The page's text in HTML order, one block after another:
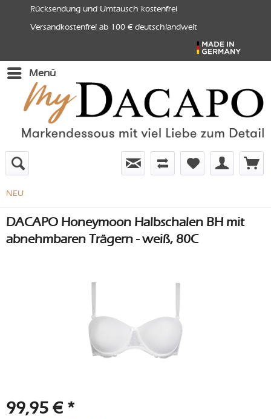
Rücksendung und Umtausch kostenfrei
Versandkostenfrei ab 100 € deutschlandweit
Menü
NEU
DACAPO Honeymoon Halbschalen BH mit
abnehmbaren Trägern - weiß, 80C
99,95 € *